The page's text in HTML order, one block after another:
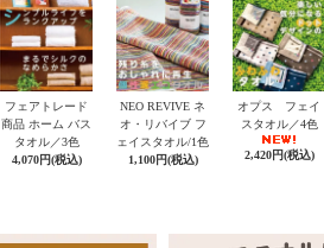
フェアトレード
商品 ホーム バス
タオル／3色
4,070円(税込)
NEO REVIVE ネ
オ・リバイブ フ
ェイスタオル/1色
1,100円(税込)
オプス フェイ
スタオル／4色
2,420円(税込)